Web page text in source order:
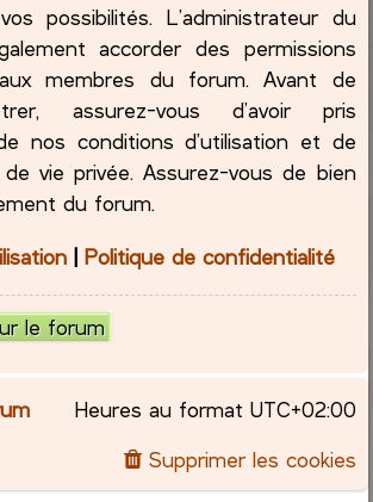
possibilités. L’administrateur du
accorder des permissions
membres du forum. Avant de
assurez-vous d’avoir pris
nos conditions d’utilisation et de
vie privée. Assurez-vous de bien
du forum.
|Politique de confidentialité
le forum
Heures au format UTC+02:00
Supprimer les cookies